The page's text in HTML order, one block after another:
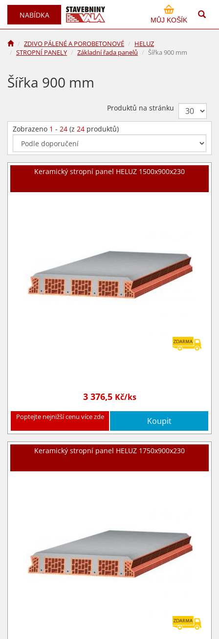
NABÍDKA
MŮJ KOŠÍK
ZDIVO PÁLENÉ A POROBETONOVÉ
HELUZ
STROPNÍ PANELY
Základní řada panelů Šířka 900 mm
Šířka 900 mm
Produktů na stránku
Zobrazeno 1 - 24 (z 24 produktů)
Keramický stropní panel HELUZ 1500x900x230
3 376,5 Kč/ks
Poptejte nejnižší cenu více zde Koupit
Keramický stropní panel HELUZ 1750x900x230